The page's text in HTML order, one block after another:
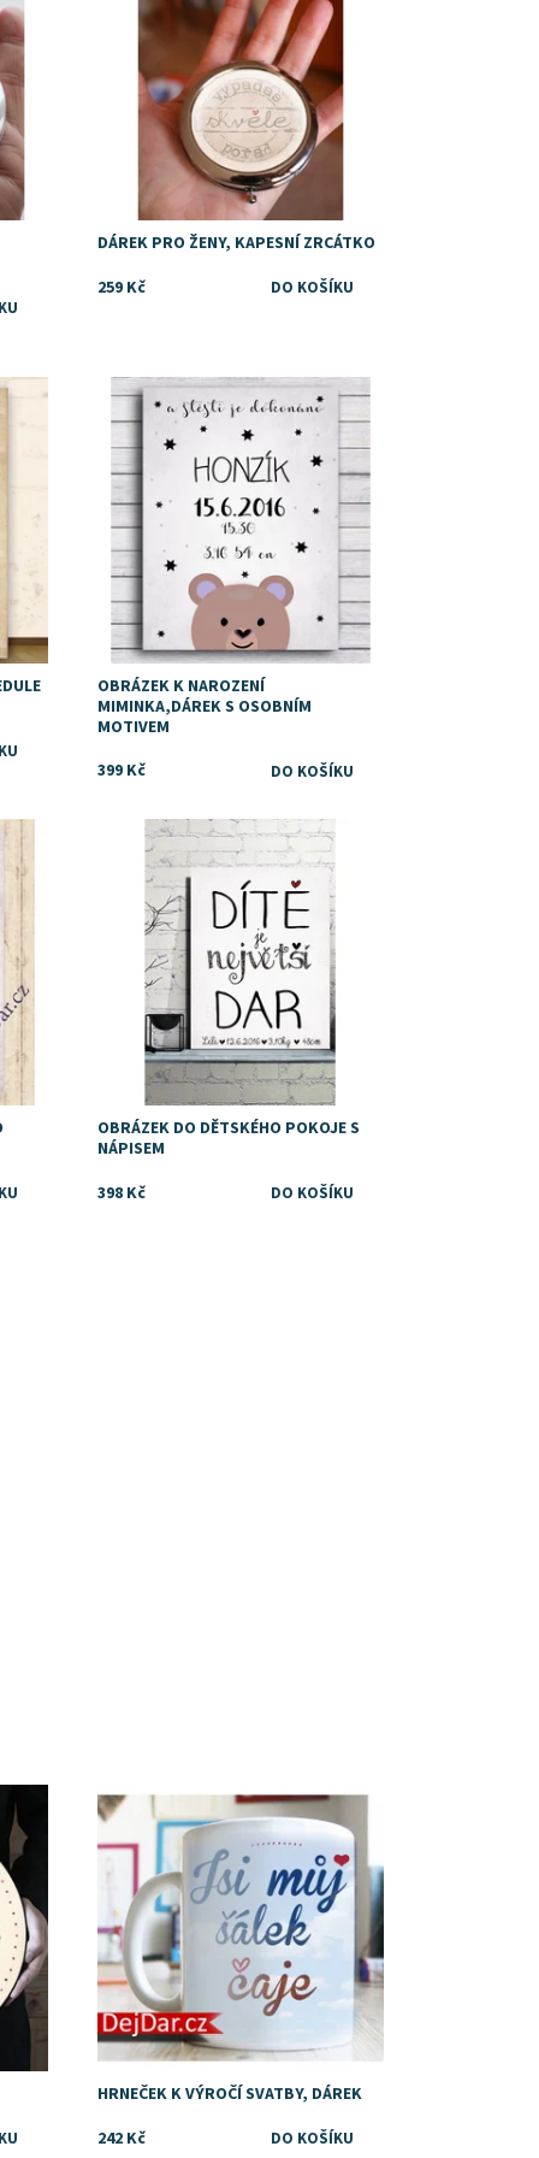
DÁREK PRO ŽENY, KAPESNÍ ZRCÁTKO
259 Kč
Dostupnost: Skladem
OBRÁZEK K NAROZENÍ
MIMINKA,DÁREK S OSOBNÍM
MOTIVEM
399 Kč
Dostupnost: Skladem
OBRÁZEK DO DĚTSKÉHO POKOJE S
NÁPISEM
398 Kč
Dostupnost:
Skladem
Značka:
DejDar
HRNEČEK K VÝROČÍ SVATBY, DÁREK
242 Kč